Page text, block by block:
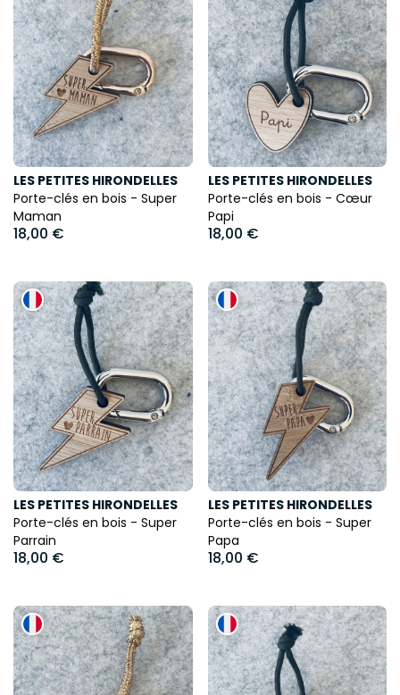
LES PETITES HIRONDELLES
Porte-clés en bois - Super
Maman
18,00 €
LES PETITES HIRONDELLES
Porte-clés en bois - Cœur
Papi
18,00 €
LES PETITES HIRONDELLES
Porte-clés en bois - Super
Parrain
18,00 €
LES PETITES HIRONDELLES
Porte-clés en bois - Super
Papa
18,00 €